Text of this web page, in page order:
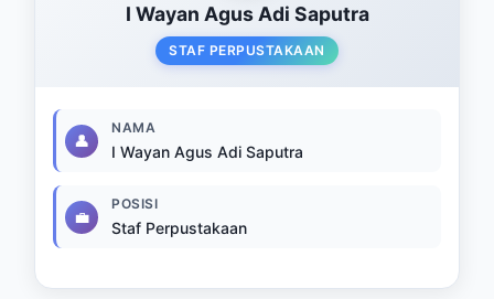
I Wayan Agus Adi Saputra
STAF PERPUSTAKAAN
👤
NAMA
I Wayan Agus Adi Saputra
💼
POSISI
Staf Perpustakaan